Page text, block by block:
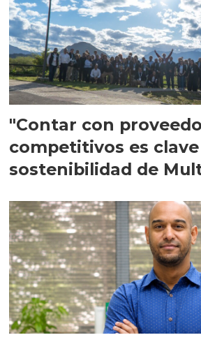
"Contar con
competitivos es
sostenibilidad de